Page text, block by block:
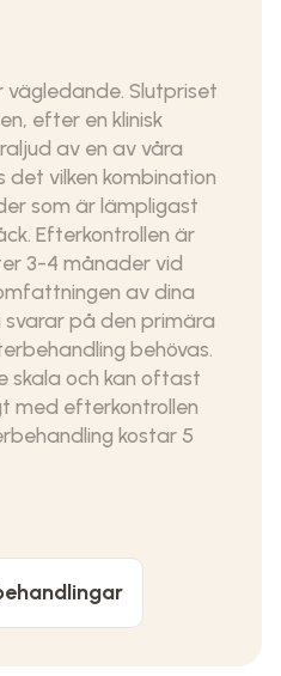
Slutpriset
efter en klinisk
av en av våra
det vilken kombination
som är lämpligast
Efterkontrollen är
3-4 månader vid
av dina
på den primära
behövas.
skala och kan oftast
med efterkontrollen
kostar 5